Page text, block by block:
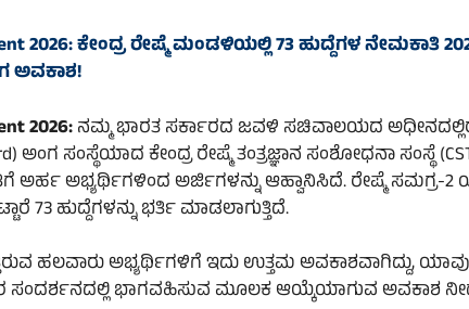
2026: ಕೇಂದ್ರ ರೇಷ್ಮೆ ಮಂಡಳಿಯಲ್ಲಿ 73 ಹುದ್ದೆಗಳ ನೇಮಕಾತಿ
2026:ನಮ್ಮಭಾರತ ಸರ್ಕಾರದ ಜವಳಿ ಸಚಿವಾಲಯದ
ಅಂಗ ಸಂಸ್ಥೆಯಾದ ಕೇಂದ್ರ ರೇಷ್ಮೆ ತಂತ್ರಜ್ಞಾನ ಸಂಶೋಧನಾ ಸಂಸ್ಥೆ
ಅರ್ಹ ಅಭ್ಯರ್ಥಿಗಳಿಂದ ಅರ್ಜಿಗಳನ್ನು ಆಹ್ವಾನಿಸಿದೆ. ರೇಷ್ಮೆ
73 ಹುದ್ದೆಗಳನ್ನು ಭರ್ತಿ ಮಾಡಲಾಗುತ್ತಿದೆ.
ಹಲವಾರು ಅಭ್ಯರ್ಥಿಗಳಿಗೆ ಇದು ಉತ್ತಮ ಅವಕಾಶವಾಗಿದ್ದು,
ಸಂದರ್ಶನದಲ್ಲಿ ಭಾಗವಹಿಸುವ ಮೂಲಕ ಆಯ್ಕೆಯಾಗುವ ಅವಕಾಶ